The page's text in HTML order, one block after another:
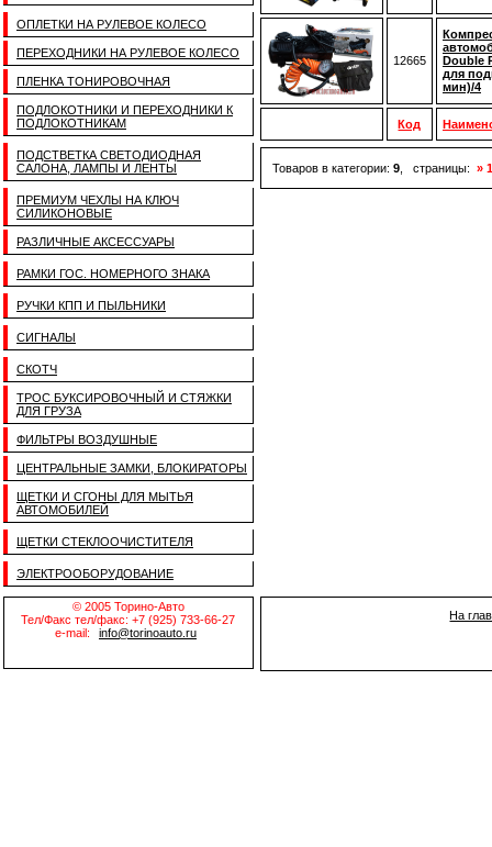
ОПЛЕТКИ НА РУЛЕВОЕ КОЛЕСО
ПЕРЕХОДНИКИ НА РУЛЕВОЕ КОЛЕСО
ПЛЕНКА ТОНИРОВОЧНАЯ
ПОДЛОКОТНИКИ И ПЕРЕХОДНИКИ К
ПОДЛОКОТНИКАМ
ПОДСТВЕТКА СВЕТОДИОДНАЯ
САЛОНА, ЛАМПЫ И ЛЕНТЫ
ПРЕМИУМ ЧЕХЛЫ НА КЛЮЧ
СИЛИКОНОВЫЕ
РАЗЛИЧНЫЕ АКСЕССУАРЫ
РАМКИ ГОС. НОМЕРНОГО ЗНАКА
РУЧКИ КПП И ПЫЛЬНИКИ
СИГНАЛЫ
СКОТЧ
ТРОС БУКСИРОВОЧНЫЙ И СТЯЖКИ
ДЛЯ ГРУЗА
ФИЛЬТРЫ ВОЗДУШНЫЕ
ЦЕНТРАЛЬНЫЕ ЗАМКИ, БЛОКИРАТОРЫ
ЩЕТКИ И СГОНЫ ДЛЯ МЫТЬЯ
АВТОМОБИЛЕЙ
ЩЕТКИ СТЕКЛООЧИСТИТЕЛЯ
ЭЛЕКТРООБОРУДОВАНИЕ
12665
Double
для
мин)/4
Код
Товаров в категории: 9 , страницы: »
© 2005 Торино-Авто
Тел/Факс тел/факс: +7 (925) 733-66-27
e-mail:
info@torinoauto.ru
На